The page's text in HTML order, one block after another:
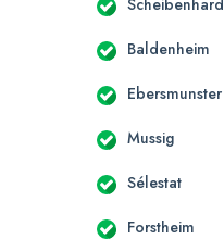
Baldenheim
Ebersmunster
Mussig
Sélestat
Forstheim